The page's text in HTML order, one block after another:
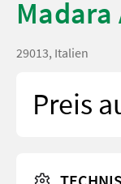
Madara
29013, Italien
Preis